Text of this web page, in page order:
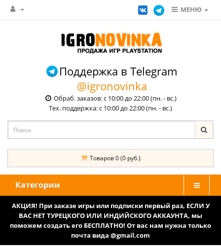
МЕНЮ
Поддержка в Telegram
@igronovinka
Обраб. заказов: с 10:00 до 22:00 (пн. - вс.)
Тех. поддержка: с 10:00 до 22:00 (пн. - вс.)
Товаров 0 (0 руб.)
Категории
АКЦИЯ! При заказе игры или подписки первый раз, ЕСЛИ У
ВАС НЕТ ТУРЕЦКОГО ИЛИ ИНДИЙСКОГО АККАУНТА, мы
поможем создать его БЕСПЛАТНО! От вас нам нужна только
почта вида @gmail.com